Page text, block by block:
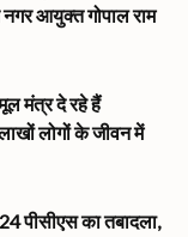
आयुक्त गोपाल राम
मंत्र दे रहे हैं
लोगों के जीवन में
पीसीएस का तबादला,